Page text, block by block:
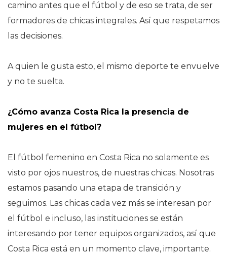
camino antes que el fútbol y de eso se trata, de ser
formadores de chicas integrales. Así que respetamos
las decisiones.
A quien le gusta esto, el mismo deporte te envuelve
y no te suelta.
¿Cómo avanza Costa Rica la presencia de
mujeres en el fútbol?
El fútbol femenino en Costa Rica no solamente es
visto por ojos nuestros, de nuestras chicas. Nosotras
estamos pasando una etapa de transición y
seguimos. Las chicas cada vez más se interesan por
el fútbol e incluso, las instituciones se están
interesando por tener equipos organizados, así que
Costa Rica está en un momento clave, importante.